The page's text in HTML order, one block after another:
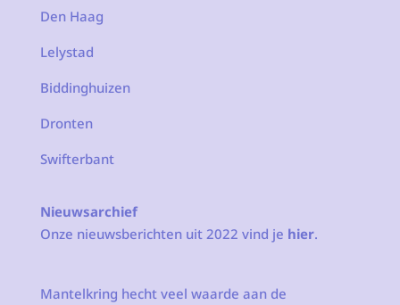
Den Haag
Lelystad
Biddinghuizen
Dronten
Swifterbant
Nieuwsarchief
Onze nieuwsberichten uit 2022 vind je hier.
Mantelkring hecht veel waarde aan de